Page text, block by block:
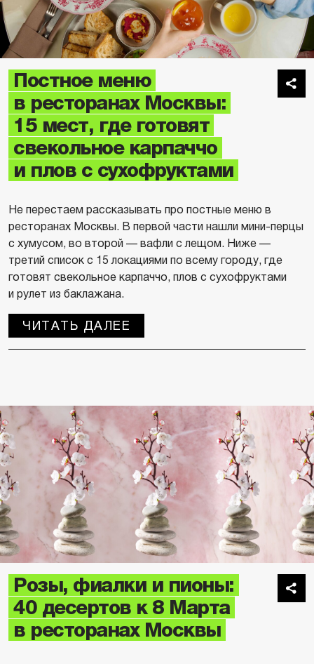
Постное меню
в ресторанах Москвы:
15 мест, где готовят
свекольное карпаччо
и плов с сухофруктами
Не перестаем рассказывать про постные меню в
ресторанах Москвы. В первой части нашли мини-перцы
с хумусом, во второй — вафли с лещом. Ниже —
третий список с 15 локациями по всему городу, где
готовят свекольное карпаччо, плов с сухофруктами
и рулет из баклажана.
ЧИТАТЬ ДАЛЕЕ
Розы, фиалки и пионы:
40 десертов к 8 Марта
в ресторанах Москвы